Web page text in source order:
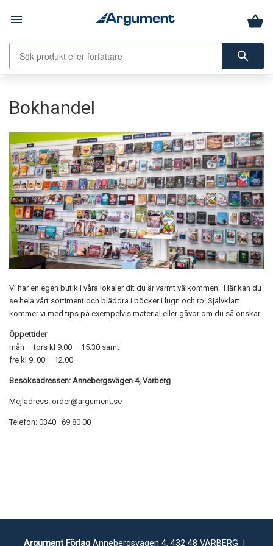
menu
search
Bokhandel
Vi har en egen butik i våra lokaler dit du är varmt välkommen. Här kan du
se hela vårt sortiment och bläddra i böcker i lugn och ro. Självklart
kommer vi med tips på exempelvis material eller gåvor om du så önskar.
Öppettider
mån – tors kl 9.00 – 15.30 samt
fre kl 9. 00 – 12.00
Besöksadressen: Annebergsvägen 4, Varberg
Mejladress: order@argument.se
Telefon: 0340–69 80 00
Argument FörlagAnnebergsvägen 4, 432 48 VARBERG |